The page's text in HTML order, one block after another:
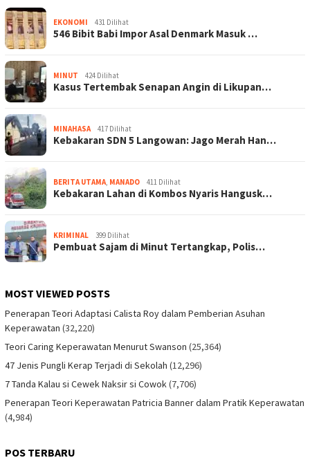
EKONOMI 431 Dilihat
546 Bibit Babi Impor Asal Denmark Masuk …
MINUT 424 Dilihat
Kasus Tertembak Senapan Angin di Likupan…
MINAHASA 417 Dilihat
Kebakaran SDN 5 Langowan: Jago Merah Han…
BERITA UTAMA MANADO 411 Dilihat
Kebakaran Lahan di Kombos Nyaris Hangusk…
KRIMINAL 399 Dilihat
Pembuat Sajam di Minut Tertangkap, Polis…
MOST VIEWED POSTS
Penerapan Teori Adaptasi Calista Roy dalam Pemberian Asuhan
Keperawatan (32,220)
Teori Caring Keperawatan Menurut Swanson (25,364)
47 Jenis Pungli Kerap Terjadi di Sekolah (12,296)
7 Tanda Kalau si Cewek Naksir si Cowok(7,706)
Penerapan Teori Keperawatan Patricia Banner dalam Pratik Keperawatan
(4,984)
POS TERBARU